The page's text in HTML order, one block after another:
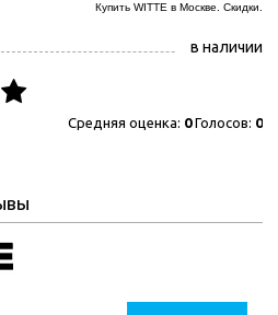
Купить WITTE в Москве. Скидки.
в наличии
Средняя оценка: 0Голосов: 0